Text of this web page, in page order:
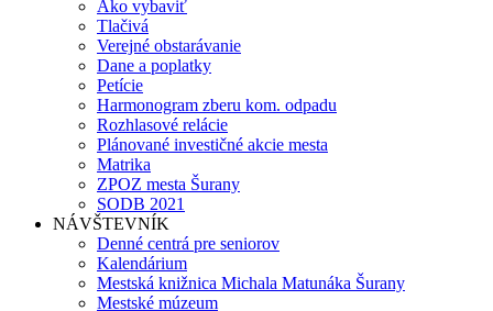
Ako vybaviť
Tlačivá
Verejné obstarávanie
Dane a poplatky
Petície
Harmonogram zberu kom. odpadu
Rozhlasové relácie
Plánované investičné akcie mesta
Matrika
ZPOZ mesta Šurany
SODB 2021
NÁVŠTEVNÍK
Denné centrá pre seniorov
Kalendárium
Mestská knižnica Michala Matunáka Šurany
Mestské múzeum